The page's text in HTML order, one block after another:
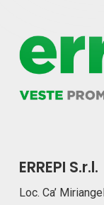
ERREPI S.r.l.
Loc. Ca’